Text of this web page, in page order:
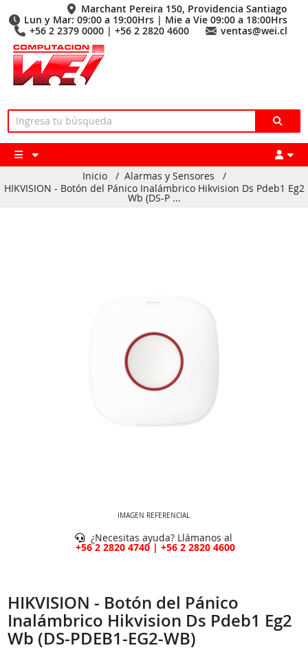
Marchant Pereira 150, Providencia Santiago
Lun y Mar: 09:00 a 19:00Hrs | Mie a Vie 09:00 a 18:00Hrs
+56 2 2379 0000 | +56 2 2820 4600
ventas@wei.cl
Inicio / Alarmas y Sensores
/
HIKVISION - Botón del Pánico Inalámbrico Hikvision Ds Pdeb1 Eg2
Wb (DS-P ...
IMAGEN REFERENCIAL
¿Necesitas ayuda? Llámanos al
+56 2 2820 4740 | +56 2 2820 4600
HIKVISION - Botón del Pánico
Inalámbrico Hikvision Ds Pdeb1 Eg2
Wb (DS-PDEB1-EG2-WB)